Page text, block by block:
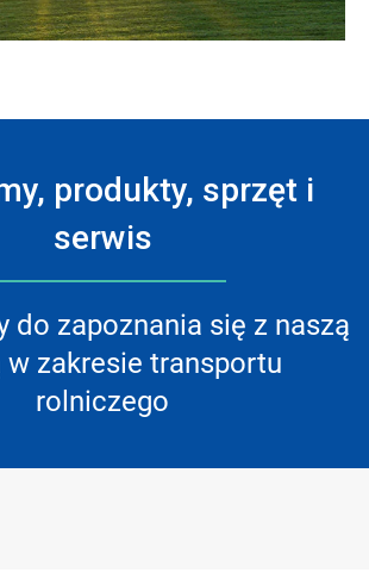
produkty, sprzęt i
serwis
do zapoznania się z naszą
zakresie transportu
rolniczego